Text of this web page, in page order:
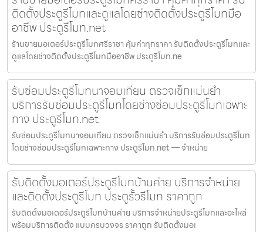
ติดตั้งประตูรีโมทและดูแลโดยช่างติดตั้งประตูรีโมทมือ
อาชีพ ประตูรีโมท.net
ร้านขายมอเตอร์ประตูรีโมทศรีราชา คุ้มค่าทุกราคา รับติดตั้งประตูรีโมทและ
ดูแลโดยช่างติดตั้งประตูรีโมทมืออาชีพ ประตูรีโมท.ne
รับซ่อมประตูรีโมทนาจอมเทียน ตรวจเช็กแม่นยำ
บริการรับซ่อมประตูรีโมทโดยช่างซ่อมประตูรีโมทเฉพาะ
ทาง ประตูรีโมท.net
รับซ่อมประตูรีโมทนาจอมเทียน ตรวจเช็กแม่นยำ บริการรับซ่อมประตูรีโมท
โดยช่างซ่อมประตูรีโมทเฉพาะทาง ประตูรีโมท.net — จำหน่าย
รับติดตั้งมอเตอร์ประตูรีโมทบ้านค่าย บริการจำหน่าย
และติดตั้งประตูรีโมท ประตูรั้วรีโมท ราคาถูก
รับติดตั้งมอเตอร์ประตูรีโมทบ้านค่าย บริการจำหน่ายประตูรีโมทและอะไหล่
พร้อมบริการติดตั้ง แบบครบวงจร ราคาถูก รับติดตั้งมอเ